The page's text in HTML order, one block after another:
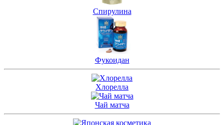
Спирулина
Фукоидан
Хлорелла
Чай матча